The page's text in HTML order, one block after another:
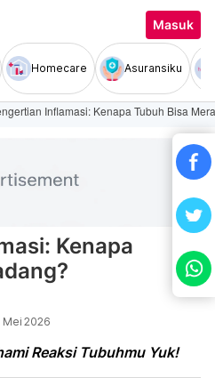
Masuk
Homecare Asuransiku
Inflamasi: Kenapa Tubuh Bisa
Kenapa
Mei 2026
Reaksi Tubuhmu Yuk!